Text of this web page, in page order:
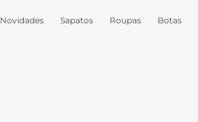
Novidades Sapatos Roupas Botas